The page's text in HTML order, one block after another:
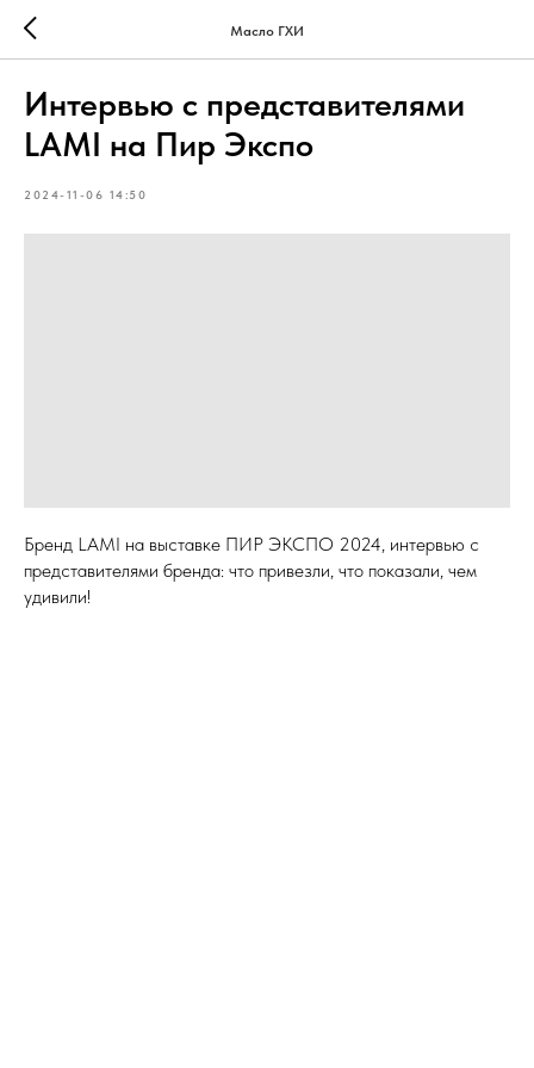
Масло ГХИ
Интервью с представителями
LAMI на Пир Экспо
2024-11-06 14:50
Бренд LAMI на выставке ПИР ЭКСПО 2024, интервью с
представителями бренда: что привезли, что показали, чем
удивили!